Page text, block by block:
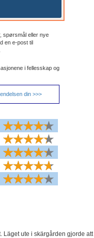
spørsmål eller nye
en e-post til
i fellesskap og
din >>>
ute i skärgården gjorde